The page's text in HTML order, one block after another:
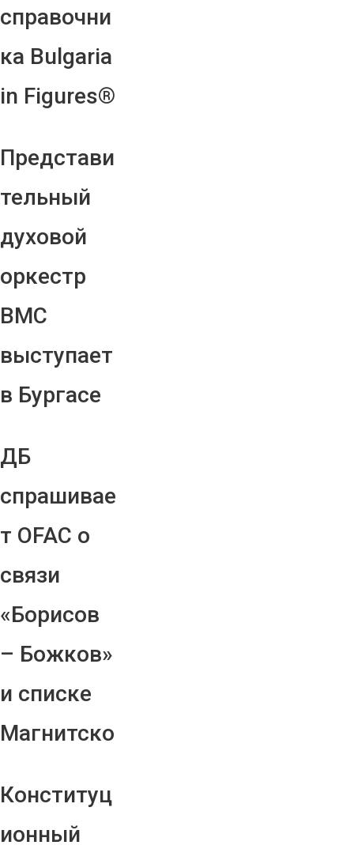
справочни
ка Bulgaria
in Figures®
Представи
тельный
духовой
оркестр
ВМС
выступает
в Бургасе
ДБ
спрашивае
т OFAC о
связи
«Борисов
– Божков»
и списке
Магнитско
Конституц
ионный